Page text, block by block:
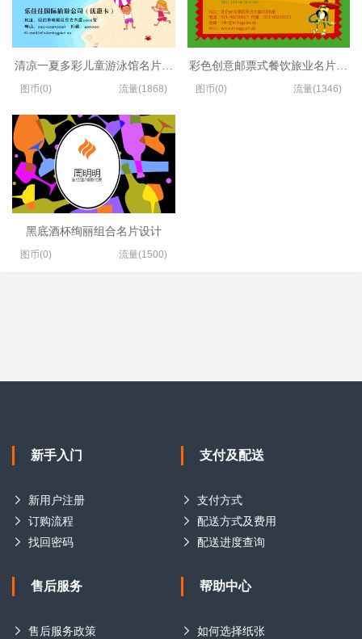
清凉一夏多彩儿童游泳馆名片模板
图币(0) 流量(1868)
黑底酒杯绚丽组合名片设计
图币(0) 流量(1500)
彩色创意邮票式餐饮旅业名片设计
图币(0) 流量(1346)
新手入门
新用户注册
订购流程
找回密码
支付及配送
支付方式
配送方式及费用
配送进度查询
售后服务
售后服务政策
帮助中心
如何选择纸张